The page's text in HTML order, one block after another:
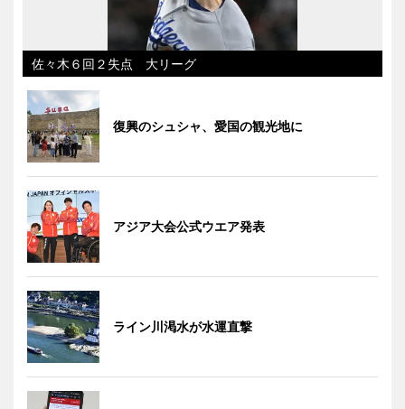
佐々木６回２失点 大リーグ
復興のシュシャ、愛国の観光地に
アジア大会公式ウエア発表
ライン川渇水が水運直撃